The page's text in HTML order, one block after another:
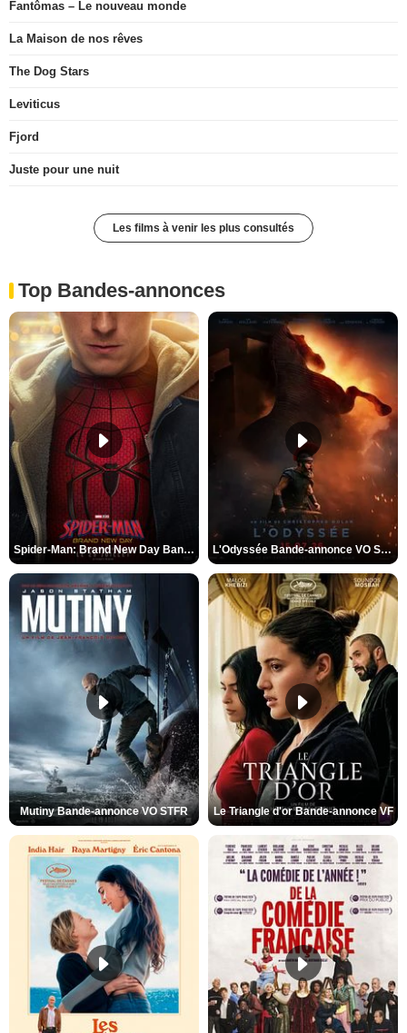
Fantômas – Le nouveau monde
La Maison de nos rêves
The Dog Stars
Leviticus
Fjord
Juste pour une nuit
Les films à venir les plus consultés
Top Bandes-annonces
Spider-Man: Brand New Day Bande-annonce VO STFR L'Odyssée Bande-annonce VO STFR
Mutiny Bande-annonce VO STFR Le Triangle d'or Bande-annonce VF